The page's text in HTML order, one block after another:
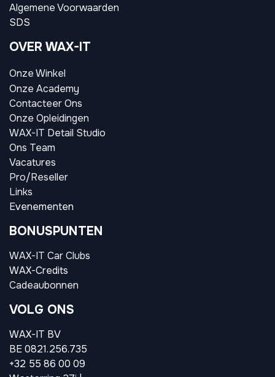
Algemene Voorwaarden
SDS
OVER WAX-IT
Onze Winkel
Onze Academy
Contacteer Ons
Onze Opleidingen
WAX-IT Detail Studio
Ons Team
Vacatures
Pro/Reseller
Links
Evenementen
BONUSPUNTEN
WAX-IT Car Clubs
WAX-Credits
Cadeaubonnen
VOLG ONS
WAX-IT BV
BE 0821.256.735
+32 55 86 00 09